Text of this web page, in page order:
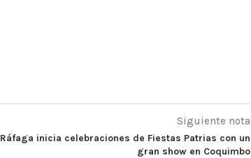
Siguiente nota
Ráfaga inicia celebraciones de Fiestas Patrias con un
gran show en Coquimbo